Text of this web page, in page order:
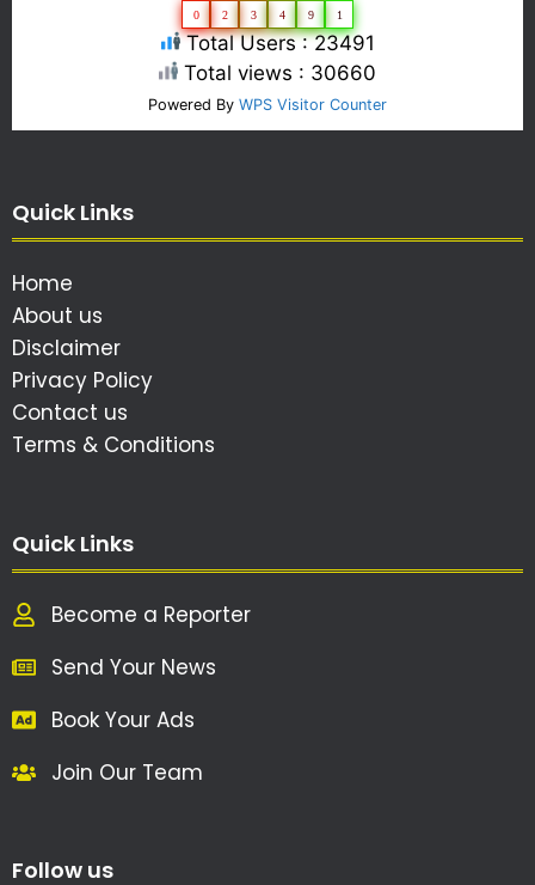
0 2 3 4 9 1
Total Users : 23491
Total views : 30660
Powered By WPS Visitor Counter
Quick Links
Home
About us
Disclaimer
Privacy Policy
Contact us
Terms & Conditions
Quick Links
Become a Reporter
Send Your News
Book Your Ads
Join Our Team
Follow us